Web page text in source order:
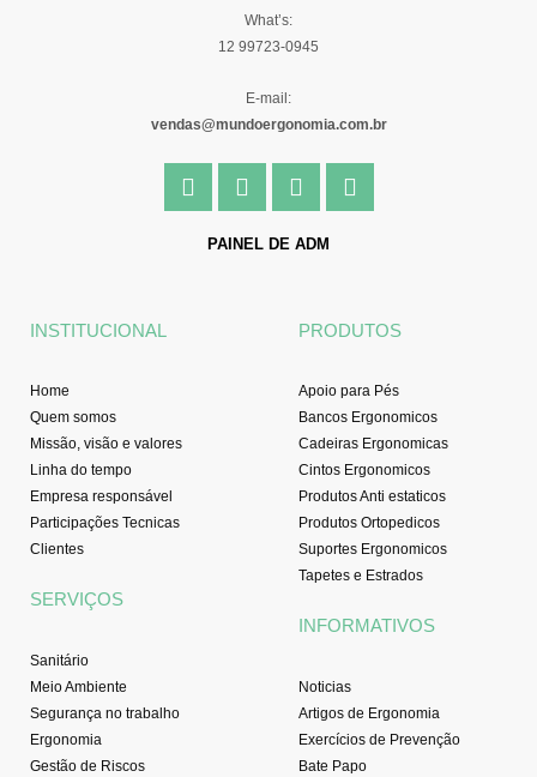
What’s:
12 99723-0945
E-mail:
vendas@mundoergonomia.com.br
F
a
I
n
t
Y
o
t
e
L
i
n
PAINEL DE ADM
INSTITUCIONAL
Home
Quem somos
Missão, visão e valores
Linha do tempo
Empresa responsável
Participações Tecnicas
Clientes
SERVIÇOS
Sanitário
Meio Ambiente
Segurança no trabalho
Ergonomia
Gestão de Riscos
PRODUTOS
Apoio para Pés
Bancos Ergonomicos
Cadeiras Ergonomicas
Cintos Ergonomicos
Produtos Anti estaticos
Produtos Ortopedicos
Suportes Ergonomicos
Tapetes e Estrados
INFORMATIVOS
Noticias
Artigos de Ergonomia
Exercícios de Prevenção
Bate Papo